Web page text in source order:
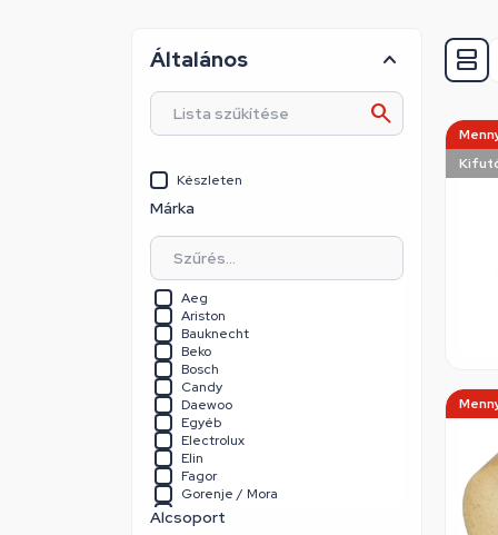
Általános
Készleten
Márka
Aeg
Ariston
Bauknecht
Beko
Bosch
Candy
Daewoo
Egyéb
Electrolux
Elin
Fagor
Gorenje / Mora
Haier
Hajdu
Alcsoport